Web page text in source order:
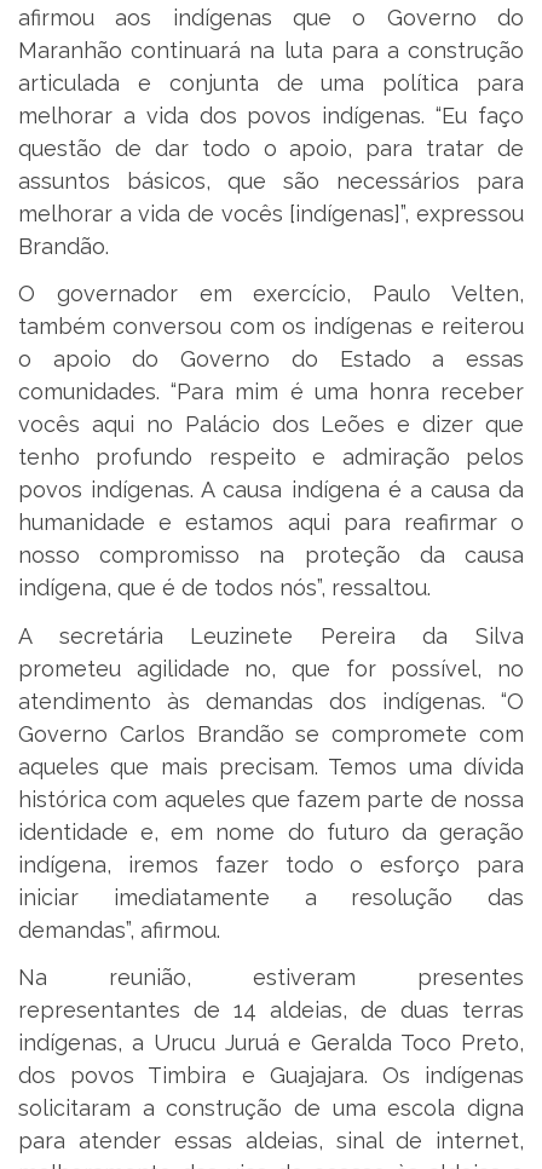
afirmou aos indígenas que o Governo do
Maranhão continuará na luta para a construção
articulada e conjunta de uma política para
melhorar a vida dos povos indígenas. “Eu faço
questão de dar todo o apoio, para tratar de
assuntos básicos, que são necessários para
melhorar a vida de vocês [indígenas]”, expressou
Brandão.
O governador em exercício, Paulo Velten,
também conversou com os indígenas e reiterou
o apoio do Governo do Estado a essas
comunidades. “Para mim é uma honra receber
vocês aqui no Palácio dos Leões e dizer que
tenho profundo respeito e admiração pelos
povos indígenas. A causa indígena é a causa da
humanidade e estamos aqui para reafirmar o
nosso compromisso na proteção da causa
indígena, que é de todos nós”, ressaltou.
A secretária Leuzinete Pereira da Silva
prometeu agilidade no, que for possível, no
atendimento às demandas dos indígenas. “O
Governo Carlos Brandão se compromete com
aqueles que mais precisam. Temos uma dívida
histórica com aqueles que fazem parte de nossa
identidade e, em nome do futuro da geração
indígena, iremos fazer todo o esforço para
iniciar imediatamente a resolução das
demandas”, afirmou.
Na reunião, estiveram presentes
representantes de 14 aldeias, de duas terras
indígenas, a Urucu Juruá e Geralda Toco Preto,
dos povos Timbira e Guajajara. Os indígenas
solicitaram a construção de uma escola digna
para atender essas aldeias, sinal de internet,